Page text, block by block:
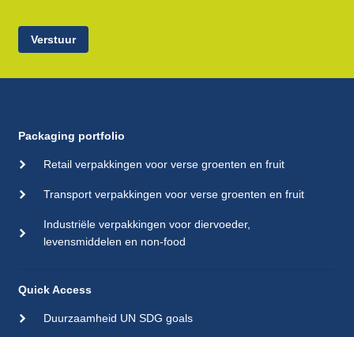
Verstuur
Packaging portfolio
Retail verpakkingen voor verse groenten en fruit
Transport verpakkingen voor verse groenten en fruit
Industriële verpakkingen voor diervoeder,
levensmiddelen en non-food
Quick Access
Duurzaamheid UN SDG goals